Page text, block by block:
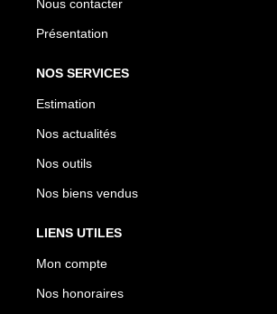
Nous contacter
Présentation
NOS SERVICES
Estimation
Nos actualités
Nos outils
Nos biens vendus
LIENS UTILES
Mon compte
Nos honoraires